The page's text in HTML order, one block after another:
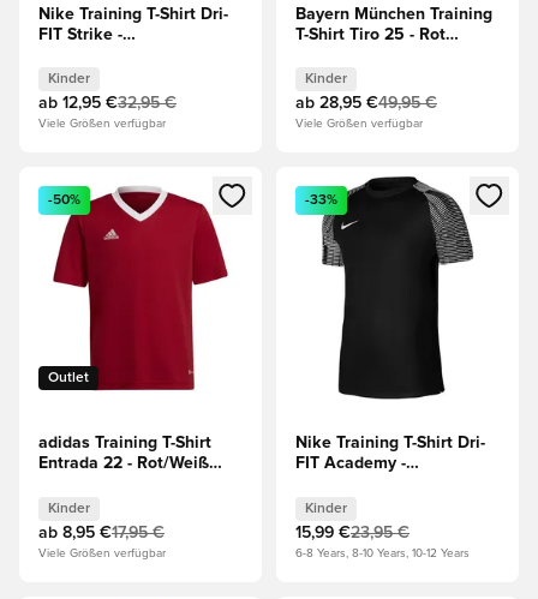
Nike Training T-Shirt Dri-
FIT Strike -
Kinder
ab 12,95 €32,95 €
Viele Größen verfügbar
Bayern München Training
T-Shirt Tiro 25 - Rot
Kinder
ab 28,95 €49,95 €
Viele Größen verfügbar
Öffnet ein neues Fenster zum Anmelden oder Registrieren
Outlet
-50%
adidas Training T-Shirt
Entrada 22 - Rot/Weiß
Kinder
ab 8,95 €17,95 €
Viele Größen verfügbar
Öffnet ein neues Fenster
-33%
Nike Training T-Shirt Dri-
FIT Academy -
Kinder
15,99 €23,95 €
6-8 Years, 8-10 Years, 10-12 Years